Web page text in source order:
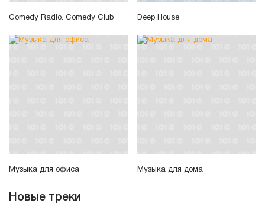
Comedy Radio. Comedy Club Deep House
Музыка для офиса Музыка для дома
Новые треки